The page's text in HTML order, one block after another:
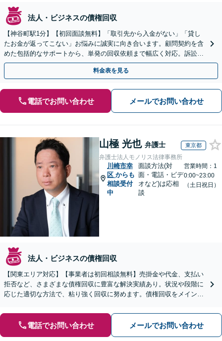
法人・ビジネスの債権回収
【神谷町駅1分】【初回面談無料】「取引先から入金がない」「貸し
たお金が返ってこない」お悩みに誠実に向き合います。顧問契約を含
めた包括的なサポートから、単発の回収依頼まで幅広く対応。訴訟や
交渉で、権利を守るために尽力【夜間相談可】
料金表を見る
電話でお問い合わせ メールでお問い合わせ
山極 光也 弁護士 東京都
弁護士法人モノリス法律事務所
川崎市幸
区 からも
相談受付
中
面談方法(対
面・電話・ビデ
オなど)は応相
談
営業時間：1
0:00~23:00
（土日祝日）
法人・ビジネスの債権回収
【関東エリア対応】【事業者は初回相談無料】売掛金や代金、支払い
拒否など、さまざまな債権回収に豊富な解決実績あり。状況や段階に
応じた適切な方法で、粘り強く回収に努めます。債権回収をメインと
電話でお問い合わせ メールでお問い合わせ